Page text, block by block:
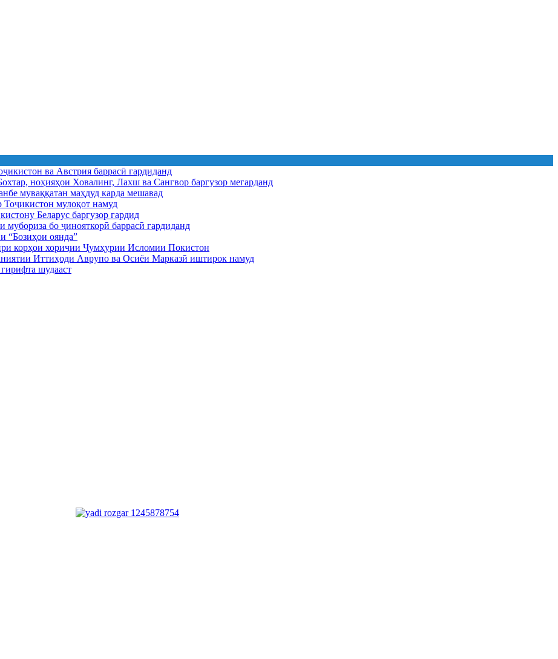
ва Австрия баррасӣ гардиданд
ноҳияҳои Ховалинг, Лахш ва Сангвор баргузор мегарданд
муваққатан маҳдуд карда мешавад
мулоқот намуд
Беларус баргузор гардид
бо ҷинояткорӣ баррасӣ гардиданд
“Бозиҳои оянда”
корҳои хориҷии Ҷумҳурии Исломии Покистон
Иттиҳоди Аврупо ва Осиёи Марказӣ иштирок намуд
шудааст